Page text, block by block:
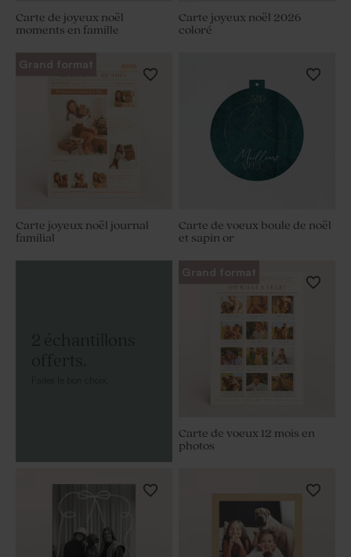
Carte de joyeux noël
moments en famille
Carte joyeux noël 2026
coloré
Grand format
Carte joyeux noël journal
familial
Carte de voeux boule de noël
et sapin or
Grand format
Carte de voeux 12 mois en
photos